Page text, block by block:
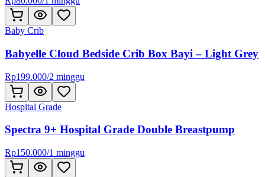
Baby Crib
Babyelle Cloud Bedside Crib Box Bayi – Light Grey
Rp199.000/2 minggu
Hospital Grade
Spectra 9+ Hospital Grade Double Breastpump
Rp150.000/1 minggu